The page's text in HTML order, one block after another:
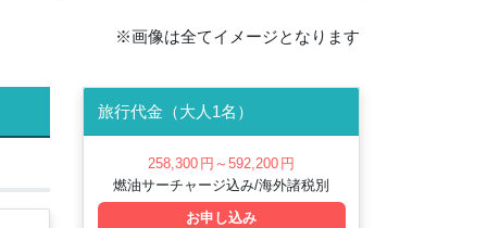
※画像は全てイメージとなります
旅行代金（大人1名）
258,300 円 ～592,200 円
燃油サーチャージ込み/海外諸税別
お申し込み